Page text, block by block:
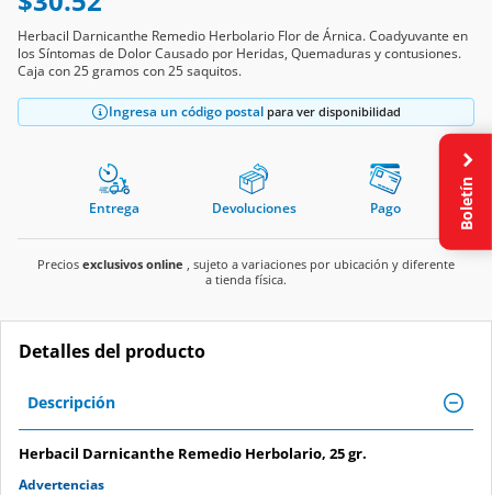
Herbacil Darnicanthe Remedio Herbolario Flor de Árnica. Coadyuvante en
los Síntomas de Dolor Causado por Heridas, Quemaduras y contusiones.
Caja con 25 gramos con 25 saquitos.
Ingresa un código postal para ver disponibilidad
Entrega Devoluciones Pago
Precios exclusivos online , sujeto a variaciones por ubicación y diferente
a tienda física.
Detalles del producto
Descripción
Herbacil Darnicanthe Remedio Herbolario, 25 gr.
Advertencias
Boletín